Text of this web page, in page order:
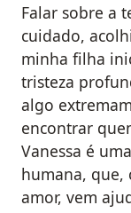
Falar sobre a
cuidado,
minha filha
tristeza
algo
encontrar
Vanessa é
humana, que,
amor, vem